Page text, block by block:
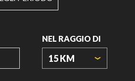
NEL RAGGIO DI
15 KM